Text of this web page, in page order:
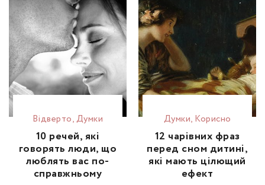
Відвертo,Думки
10 речей, які
говорять люди, що
люблять вас по-
справжньому
Думки, Корисно
12 чарівних фраз
перед сном дитині,
які мають цілющий
ефект